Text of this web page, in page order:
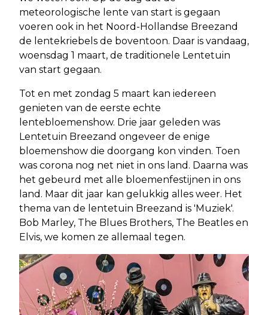
meteorologische lente van start is gegaan
voeren ook in het Noord-Hollandse Breezand
de lentekriebels de boventoon. Daar is vandaag,
woensdag 1 maart, de traditionele Lentetuin
van start gegaan.
Tot en met zondag 5 maart kan iedereen
genieten van de eerste echte
lentebloemenshow. Drie jaar geleden was
Lentetuin Breezand ongeveer de enige
bloemenshow die doorgang kon vinden. Toen
was corona nog net niet in ons land. Daarna was
het gebeurd met alle bloemenfestijnen in ons
land. Maar dit jaar kan gelukkig alles weer. Het
thema van de lentetuin Breezand is 'Muziek'.
Bob Marley, The Blues Brothers, The Beatles en
Elvis, we komen ze allemaal tegen.